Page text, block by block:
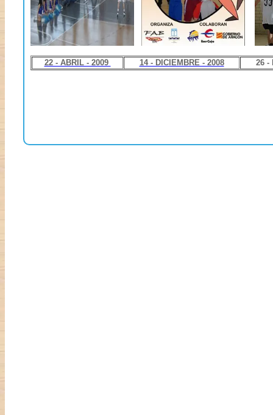
22 - ABRIL - 2009 14 - DICIEMBRE - 2008 26 -